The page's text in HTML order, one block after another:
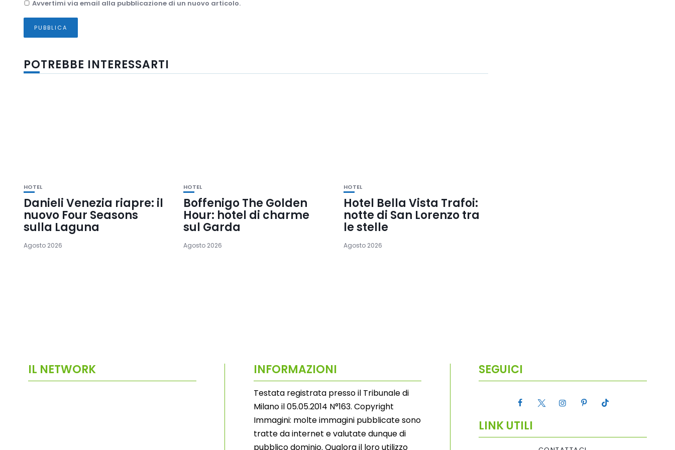
Avvertimi via email alla pubblicazione di un nuovo articolo.
POTREBBE INTERESSARTI
HOTEL
Danieli Venezia riapre: il
nuovo Four Seasons
sulla Laguna
Agosto 2026
HOTEL
Boffenigo The Golden
Hour: hotel di charme
sul Garda
Agosto 2026
HOTEL
Hotel Bella Vista Trafoi:
notte di San Lorenzo tra
le stelle
Agosto 2026
IL NETWORK INFORMAZIONI
Testata registrata presso il Tribunale di
Milano il 05.05.2014 N°163. Copyright
Immagini: molte immagini pubblicate sono
tratte da internet e valutate dunque di
pubblico dominio. Qualora il loro utilizzo
SEGUICI
LINK UTILI